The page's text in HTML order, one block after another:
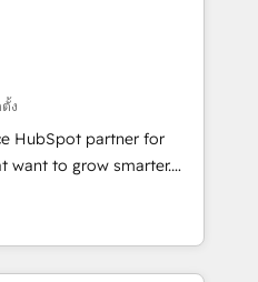
Expertise Impact
Excellence Impact
Partner 🏆2019
Award 🏆2019
Impact Award 🏆
Impact Award 🏆2017
of the Year 🏆2016
Impact Award 🏆2015
ง
HubSpot partner for
want to grow smarter.
to lead generation and
all (and with great